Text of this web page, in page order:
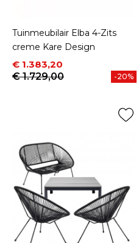
Tuinmeubilair Elba 4-Zits
creme Kare Design
Prijs
€ 1.383,20
Normale prijs
€ 1.729,00
-20%